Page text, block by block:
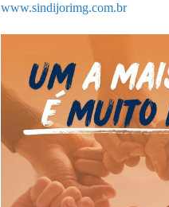
www.sindijorimg.com.br